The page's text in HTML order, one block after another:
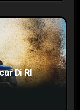
Di RI